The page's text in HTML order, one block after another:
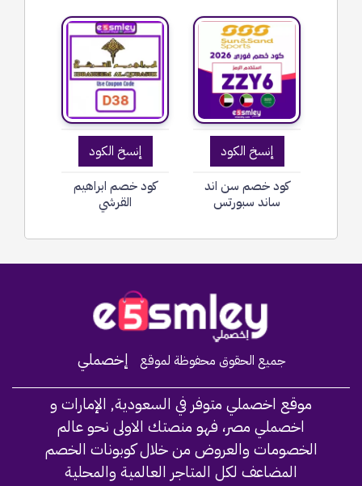
إنسخ الكود
كود خصم سن اند
ساند سبورتس
إنسخ الكود
كود خصم ابراهيم
القرشي
جميع الحقوق محفوظة لموقع
إخصملي
موقع اخصملي متوفر في السعودية, الإمارات و
اخصملي مصر، فهو منصتك الاولى نحو عالم
الخصومات والعروض من خلال كوبونات الخصم
المضاعف لكل المتاجر العالمية والمحلية